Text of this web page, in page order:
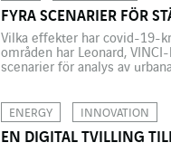
FYRA SCENARIER FÖR
Vilka effekter har covid-19-
områden har Leonard,
scenarier för analys av
ENERGY INNOVATION
EN DIGITAL TVILLING